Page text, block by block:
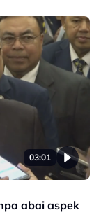
03:01
abai aspek